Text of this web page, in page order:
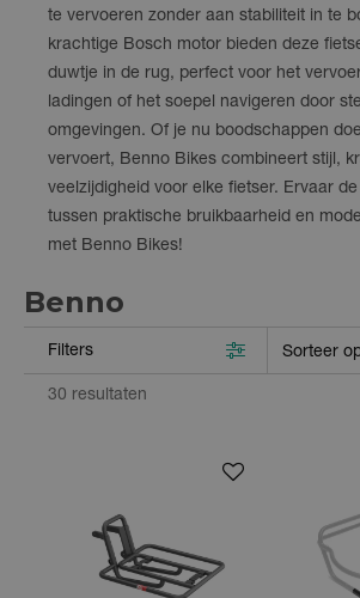
te vervoeren zonder aan stabiliteit in te
krachtige Bosch motor bieden deze
duwtje in de rug, perfect voor het
ladingen of het soepel navigeren door
omgevingen. Of je nu boodschappen
vervoert, Benno Bikes combineert stijl,
veelzijdigheid voor elke fietser. Ervaar
tussen praktische bruikbaarheid en
met Benno Bikes!
Benno
Filters
30 resultaten